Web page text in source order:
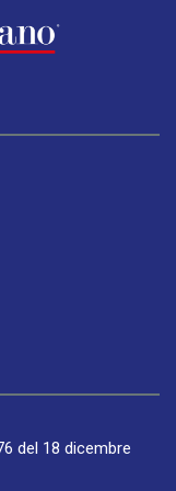
del 18 dicembre